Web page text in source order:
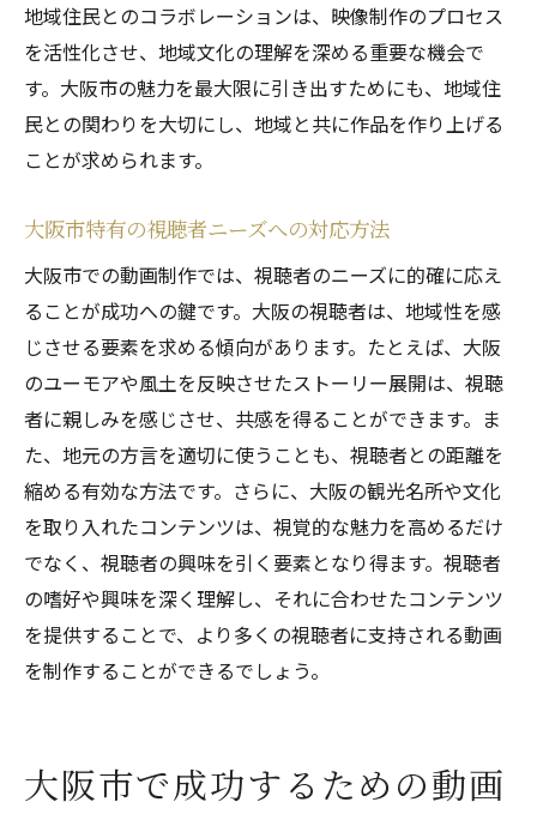
地域住民とのコラボレーションは、映像制作のプロセス
を活性化させ、地域文化の理解を深める重要な機会で
す。大阪市の魅力を最大限に引き出すためにも、地域住
民との関わりを大切にし、地域と共に作品を作り上げる
ことが求められます。
大阪市特有の視聴者ニーズへの対応方法
大阪市での動画制作では、視聴者のニーズに的確に応え
ることが成功への鍵です。大阪の視聴者は、地域性を感
じさせる要素を求める傾向があります。たとえば、大阪
のユーモアや風土を反映させたストーリー展開は、視聴
者に親しみを感じさせ、共感を得ることができます。ま
た、地元の方言を適切に使うことも、視聴者との距離を
縮める有効な方法です。さらに、大阪の観光名所や文化
を取り入れたコンテンツは、視覚的な魅力を高めるだけ
でなく、視聴者の興味を引く要素となり得ます。視聴者
の嗜好や興味を深く理解し、それに合わせたコンテンツ
を提供することで、より多くの視聴者に支持される動画
を制作することができるでしょう。
大阪市で成功するための動画